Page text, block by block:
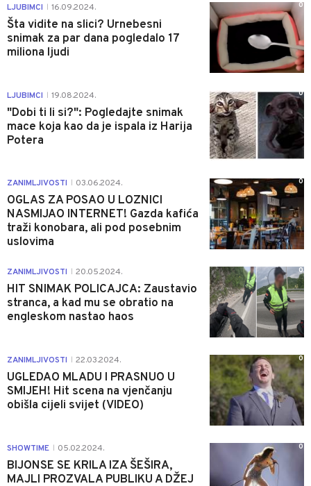
LJUBIMCI 16.09.2024.
Šta vidite na slici? Urnebesni
snimak za par dana pogledalo 17
miliona ljudi
0
LJUBIMCI 19.08.2024.
"Dobi ti li si?": Pogledajte snimak
mace koja kao da je ispala iz Harija
Potera
0
ZANIMLJIVOSTI 03.06.2024.
OGLAS ZA POSAO U LOZNICI
NASMIJAO INTERNET! Gazda kafića
traži konobara, ali pod posebnim
uslovima
0
ZANIMLJIVOSTI 20.05.2024.
HIT SNIMAK POLICAJCA: Zaustavio
stranca, a kad mu se obratio na
engleskom nastao haos
0
ZANIMLJIVOSTI 22.03.2024.
UGLEDAO MLADU I PRASNUO U
SMIJEH! Hit scena na vjenčanju
obišla cijeli svijet (VIDEO)
0
SHOWTIME 05.02.2024.
BIJONSE SE KRILA IZA ŠEŠIRA,
MAJLI PROZVALA PUBLIKU A DŽEJ
0